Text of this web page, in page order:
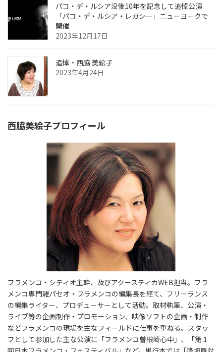
パコ・デ・ルシア没後10年を記念して追悼公演
「パコ・デ・ルシア・レガシー」ニューヨークで
開催
2023年12月17日
追悼・西脇 美絵子
2023年4月24日
西脇美絵子プロフィール
フラメンコ・シティオ主幹、及びアクースティカWEB担当。フラ
メンコ専門雑パセオ・フラメンコの編集長を経て、フリーランス
の編集ライター、プロデューサーとして活動。取材執筆、公演・
ライブ等の企画制作・プロモーション、映像ソフトの企画・制作
などフラメンコの現場を主なフィールドに仕事を重ねる。スタッ
フとして参加した主な公演に「フラメンコ曽根崎心中」、「第１